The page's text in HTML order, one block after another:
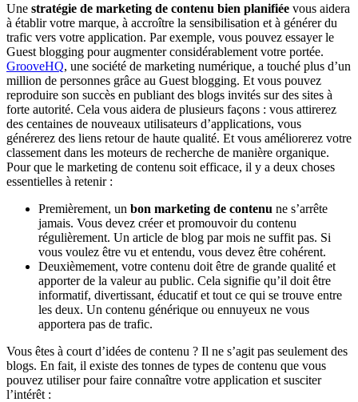
Une stratégie de marketing de contenu bien planifiée vous aidera
à établir votre marque, à accroître la sensibilisation et à générer du
trafic vers votre application. Par exemple, vous pouvez essayer le
Guest blogging pour augmenter considérablement votre portée.
GrooveHQ, une société de marketing numérique, a touché plus d’un
million de personnes grâce au Guest blogging. Et vous pouvez
reproduire son succès en publiant des blogs invités sur des sites à
forte autorité. Cela vous aidera de plusieurs façons : vous attirerez
des centaines de nouveaux utilisateurs d’applications, vous
générerez des liens retour de haute qualité. Et vous améliorerez votre
classement dans les moteurs de recherche de manière organique.
Pour que le marketing de contenu soit efficace, il y a deux choses
essentielles à retenir :
Premièrement, un bon marketing de contenu ne s’arrête
jamais. Vous devez créer et promouvoir du contenu
régulièrement. Un article de blog par mois ne suffit pas. Si
vous voulez être vu et entendu, vous devez être cohérent.
Deuxièmement, votre contenu doit être de grande qualité et
apporter de la valeur au public. Cela signifie qu’il doit être
informatif, divertissant, éducatif et tout ce qui se trouve entre
les deux. Un contenu générique ou ennuyeux ne vous
apportera pas de trafic.
Vous êtes à court d’idées de contenu ? Il ne s’agit pas seulement des
blogs. En fait, il existe des tonnes de types de contenu que vous
pouvez utiliser pour faire connaître votre application et susciter
l’intérêt :